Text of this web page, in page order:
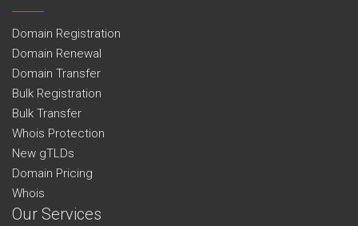
Domain Registration
Domain Renewal
Domain Transfer
Bulk Registration
Bulk Transfer
Whois Protection
New gTLDs
Domain Pricing
Whois
Our Services